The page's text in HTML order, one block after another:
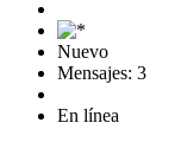
Nuevo
Mensajes: 3
En línea